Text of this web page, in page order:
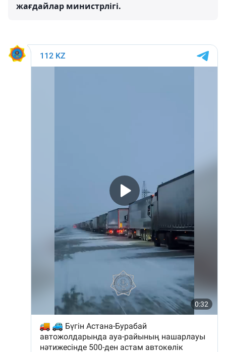
жағдайлар министрлігі.